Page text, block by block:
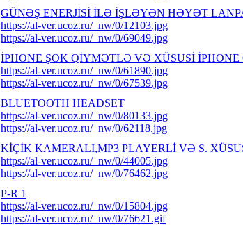
GÜNƏŞ ENERJİSİ İLƏ İŞLƏYƏN HƏYƏT
https://al-ver.ucoz.ru/_nw/0/12103.jpg
https://al-ver.ucoz.ru/_nw/0/69049.jpg
İPHONE ŞOK QİYMƏTLƏ VƏ XÜSUSİ İPHONE
https://al-ver.ucoz.ru/_nw/0/61890.jpg
https://al-ver.ucoz.ru/_nw/0/67539.jpg
BLUETOOTH HEADSET
https://al-ver.ucoz.ru/_nw/0/80133.jpg
https://al-ver.ucoz.ru/_nw/0/62118.jpg
KİÇİK KAMERALI,MP3 PLAYERLİ VƏ S.
https://al-ver.ucoz.ru/_nw/0/44005.jpg
https://al-ver.ucoz.ru/_nw/0/76462.jpg
P-R 1
https://al-ver.ucoz.ru/_nw/0/15804.jpg
https://al-ver.ucoz.ru/_nw/0/76621.gif